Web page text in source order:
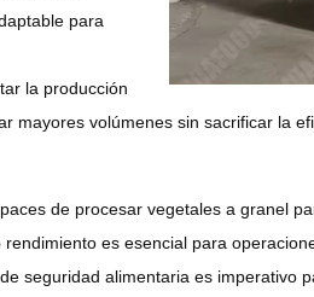
para
la producción
volúmenes sin sacrificar la
de procesar vegetales a granel
es esencial para
seguridad alimentaria es imperativo